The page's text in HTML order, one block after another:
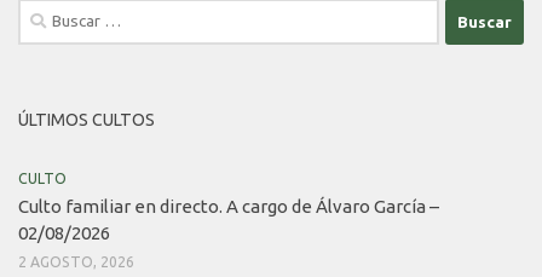
Buscar:
ÚLTIMOS CULTOS
CULTO
Culto familiar en directo. A cargo de Álvaro García –
02/08/2026
2 AGOSTO, 2026